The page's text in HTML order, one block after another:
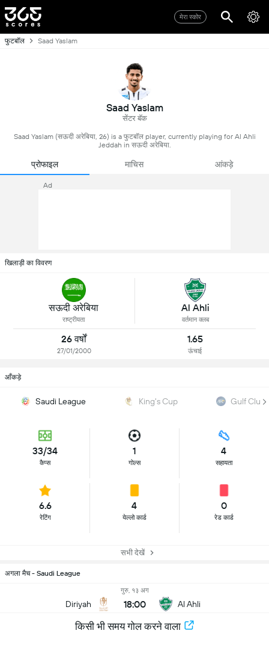
मेरा स्कोर
फुटबॉल Saad Yaslam
Saad Yaslam
सेंटर बॅक
Saad Yaslam (सऊदी अरेबिया, 26) is a फुटबॉल player, currently playing for Al Ahli
Jeddah in सऊदी अरेबिया.
प्रोफाइल माचिस आंकड़े
Ad
खिलाड़ी का विवरण
सऊदी अरेबिया
राष्ट्रीयता
Al Ahli
वर्तमान क्लब
26 वर्षों
27/01/2000
1.65
ऊंचाई
आँकड़े
Saudi League King's Cup Gulf Club
33/34
कैप्स
1
गोल्स
4
सहायता
6.6
रेटिंग
4
येल्लो कार्ड
0
रेड कार्ड
सभी देखें
अगला मैच - Saudi League
Diriyah
गुरु, १३ अग
18:00 Al Ahli
किसी भी समय गोल करने वाला